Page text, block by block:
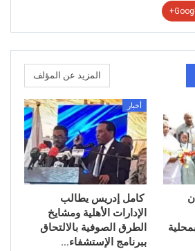
المزيد عن المؤلف
أخبار
كامل إدريس يطالب
الإدارات الأهلية ومشايخ
الطرق الصوفية بالالتحاق
ببرنامج الإستشفاء…